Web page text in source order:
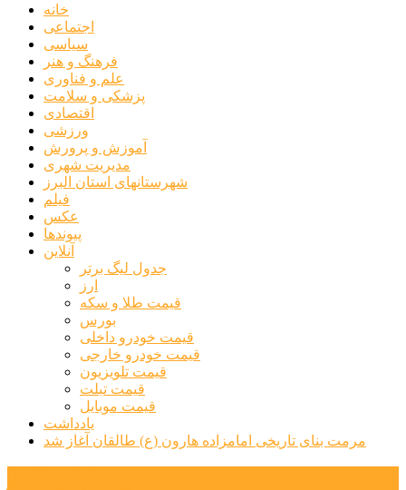
خانه
اجتماعی
سیاسی
فرهنگ و هنر
علم و فناوری
پزشکی و سلامت
اقتصادی
ورزشی
آموزش و پرورش
مدیریت شهری
شهرستانهای استان البرز
فیلم
عکس
پیوندها
آنلاین
جدول لیگ برتر
ارز
قیمت طلا و سکه
بورس
قیمت خودرو داخلی
قیمت خودرو خارجی
قیمت تلویزیون
قیمت تبلت
قیمت موبایل
یادداشت
مرمت بنای تاریخی امامزاده هارون (ع) طالقان آغاز شد